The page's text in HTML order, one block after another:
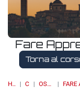
Fare
Torna al
HOME CORSI OSSERVATORI